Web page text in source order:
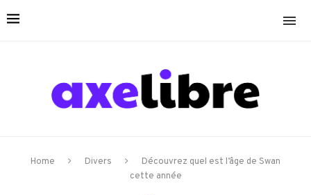
Home Divers
Découvrez quel est l’âge de Swan
cette année